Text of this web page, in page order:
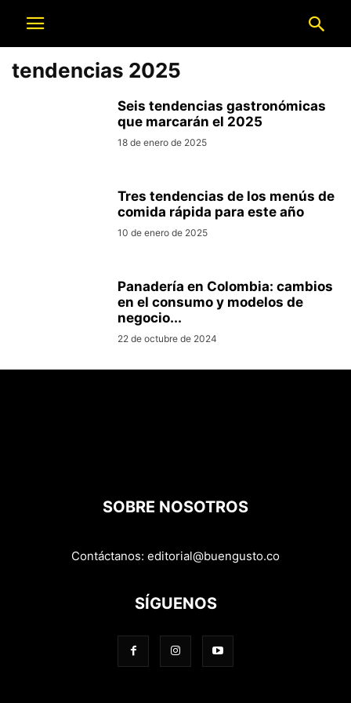
tendencias 2025
Seis tendencias gastronómicas
que marcarán el 2025
18 de enero de 2025
Tres tendencias de los menús de
comida rápida para este año
10 de enero de 2025
Panadería en Colombia: cambios
en el consumo y modelos de
negocio...
22 de octubre de 2024
SOBRE NOSOTROS
Contáctanos: editorial@buengusto.co
SÍGUENOS